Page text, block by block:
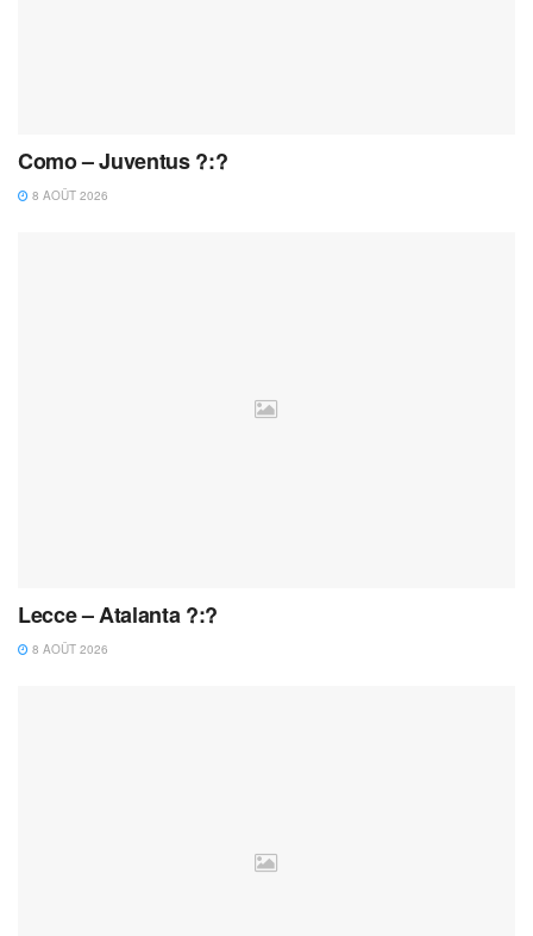
Como – Juventus ?:?
8 AOÛT 2026
Lecce – Atalanta ?:?
8 AOÛT 2026